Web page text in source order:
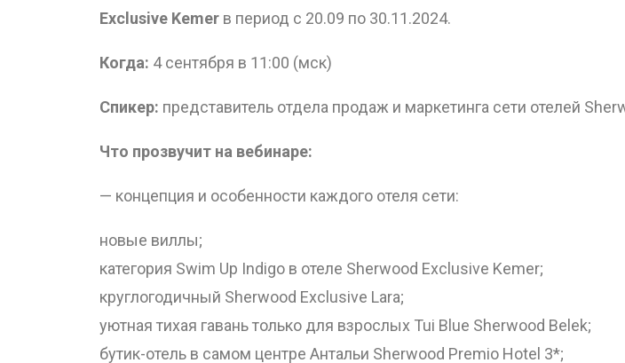
Exclusive Kemer в период с 20.09 по 30.11.2024.
Когда: 4 сентября в 11:00 (мск)
Спикер: представитель отдела продаж и маркетинга сети отелей
Что прозвучит на вебинаре:
— концепция и особенности каждого отеля сети:
новые виллы;
категория Swim Up Indigo в отеле Sherwood Exclusive Kemer;
круглогодичный Sherwood Exclusive Lara;
уютная тихая гавань только для взрослых Tui Blue Sherwood Belek;
бутик-отель в самом центре Антальи Sherwood Premio Hotel 3*;